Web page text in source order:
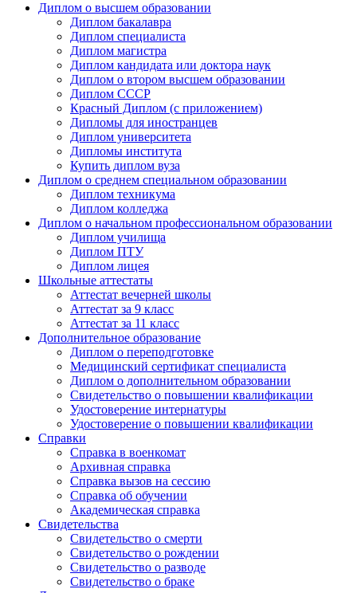
Диплом о высшем образовании
Диплом бакалавра
Диплом специалиста
Диплом магистра
Диплом кандидата или доктора наук
Диплом о втором высшем образовании
Диплом СССР
Красный Диплом (с приложением)
Дипломы для иностранцев
Диплом университета
Дипломы института
Купить диплом вуза
Диплом о среднем специальном образовании
Диплом техникума
Диплом колледжа
Диплом о начальном профессиональном oбразовании
Диплом училища
Диплом ПТУ
Диплом лицея
Школьные аттестаты
Аттестат вечерней школы
Аттестат за 9 класс
Аттестат за 11 класс
Дополнительное образование
Диплом о переподготовке
Медицинский сертификат специалиста
Диплом о дополнительном образовании
Свидетельство о повышении квалификации
Удостоверение интернатуры
Удостоверение о повышении квалификации
Справки
Справка в военкомат
Архивная справка
Справка вызов на сессию
Справка об обучении
Академическая справка
Свидетельства
Свидетельство о смерти
Свидетельство о рождении
Свидетельство о разводе
Свидетельство о браке